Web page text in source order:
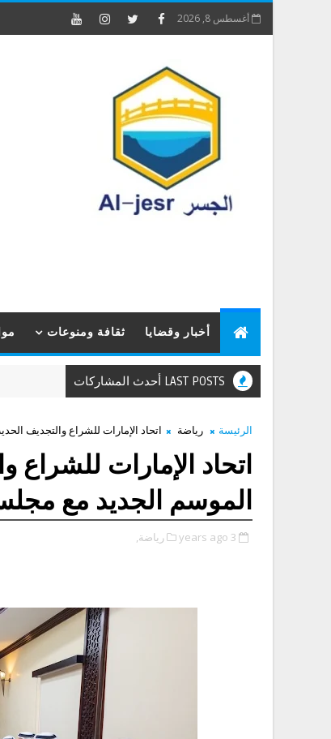
أغسطس 8, 2026
أخبار وقضايا ثقافة ومنوعات
LAST POSTS أحدث المشاركات
الرئيسة رياضة اتحاد الإمارات للشراع والتجديف
اتحاد الإمارات
الموسم الجديد مع
3 years ago رياضة,